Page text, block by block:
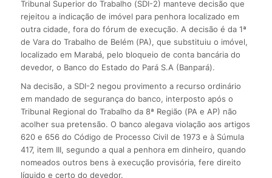
Tribunal Superior do Trabalho (SDI-2) manteve decisão que
rejeitou a indicação de imóvel para penhora localizado em
outra cidade, fora do fórum de execução. A decisão é da 1ª
de Vara do Trabalho de Belém (PA), que substituiu o imóvel,
localizado em Marabá, pelo bloqueio de conta bancária do
devedor, o Banco do Estado do Pará S.A (Banpará).
Na decisão, a SDI-2 negou provimento a recurso ordinário
em mandado de segurança do banco, interposto após o
Tribunal Regional do Trabalho da 8ª Região (PA e AP) não
acolher sua pretensão. O banco alegava violação aos artigos
620 e 656 do Código de Processo Civil de 1973 e à Súmula
417, item III, segundo a qual a penhora em dinheiro, quando
nomeados outros bens à execução provisória, fere direito
líquido e certo do devedor.